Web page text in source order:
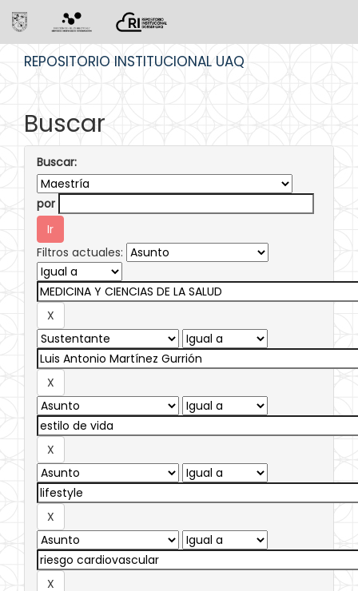
REPOSITORIO INSTITUCIONAL UAQ
Buscar
Buscar:
por
Filtros actuales: